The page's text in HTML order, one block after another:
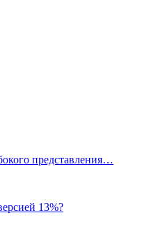
представления…
13%?